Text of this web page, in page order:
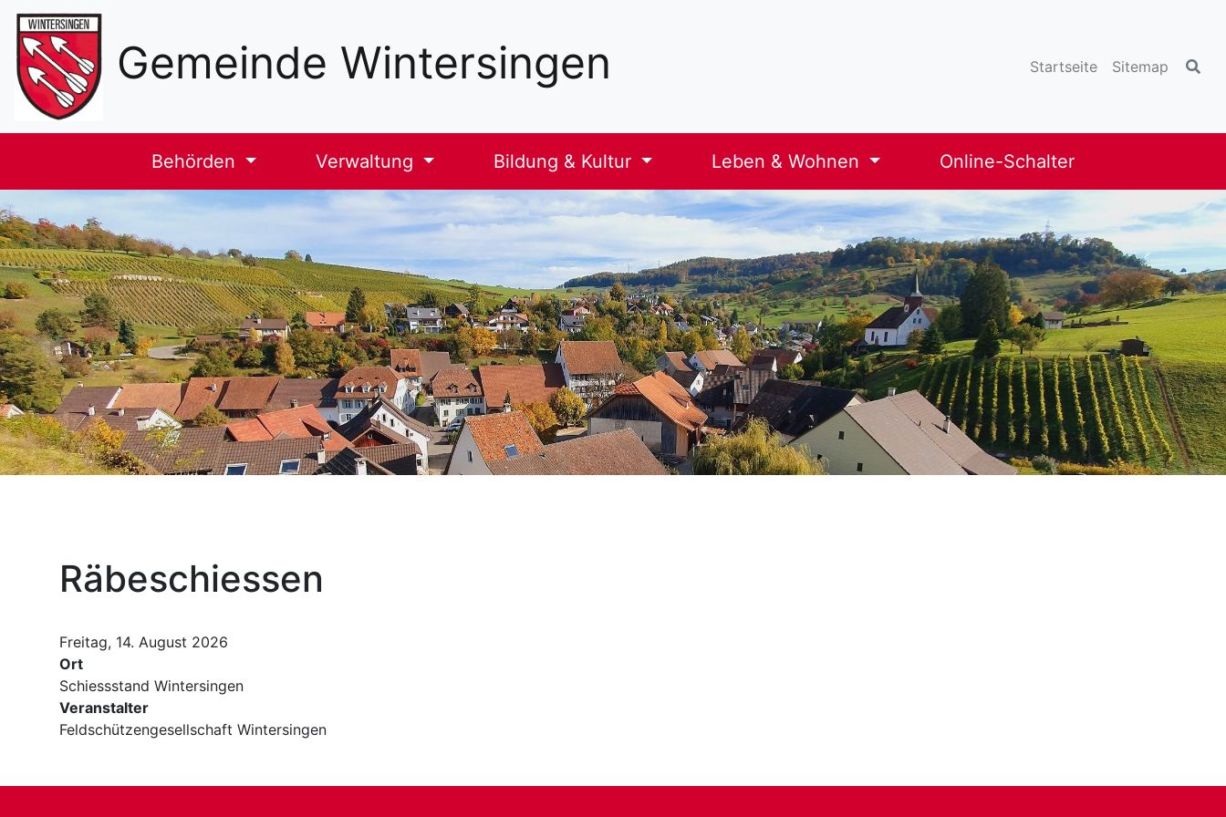
Sekundäre
NavigationGemeinde Wintersingen Startseite Sitemap
Haupt-
Navigation
Behörden Verwaltung Bildung & Kultur Leben & Wohnen Online-Schalter
Räbeschiessen
Freitag, 14. August 2026
Ort
Schiessstand Wintersingen
Veranstalter
Feldschützengesellschaft Wintersingen